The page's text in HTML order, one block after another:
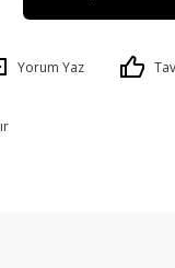
Yorum Yaz